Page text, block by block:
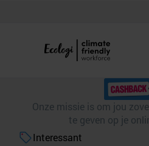
Onze missie is om jou
te geven op je
Interessant